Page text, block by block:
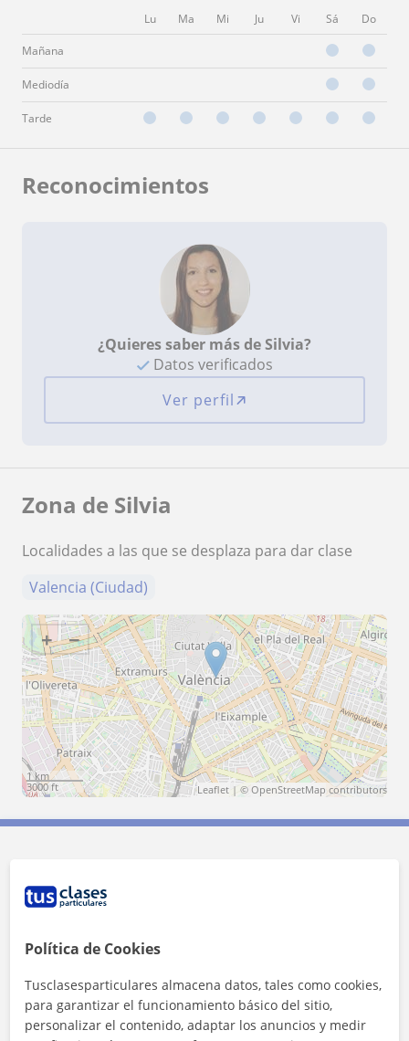
Lu Ma Mi Ju Vi Sá Do
Mañana
Mediodía
Tarde
Reconocimientos
¿Quieres saber más de Silvia?
Datos verificados
Ver perfil
Zona de Silvia
Localidades a las que se desplaza para dar clase
Valencia (Ciudad)
+ −
1 km
3000 ft
Leaflet | © OpenStreetMap contributors
Política de Cookies
Tusclasesparticulares almacena datos, tales como cookies,
para garantizar el funcionamiento básico del sitio,
personalizar el contenido, adaptar los anuncios y medir